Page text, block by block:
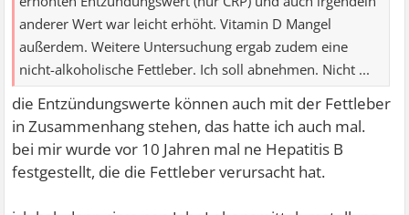
anderer Wert war leicht erhöht. Vitamin D Mangel
außerdem. Weitere Untersuchung ergab zudem eine
nicht-alkoholische Fettleber. Ich soll abnehmen. Nicht ...
die Entzündungswerte können auch mit der Fettleber
in Zusammenhang stehen, das hatte ich auch mal.
bei mir wurde vor 10 Jahren mal ne Hepatitis B
festgestellt, die die Fettleber verursacht hat.